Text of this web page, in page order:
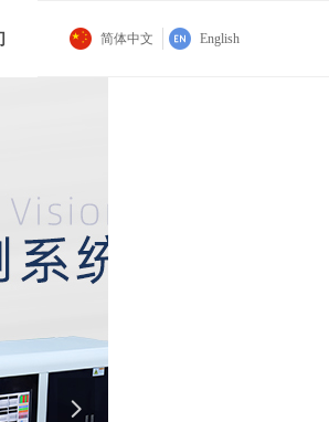
简体中文 English
넲